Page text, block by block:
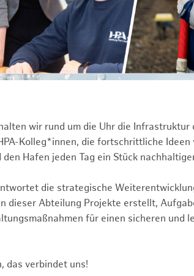
wir rund um die Uhr die Infrastruktur
Kolleg*innen, die fortschrittliche Ideen
Hafen jeden Tag ein Stück
die strategische
dieser Abteilung Projekte erstellt,
für einen sicheren und
das verbindet uns!